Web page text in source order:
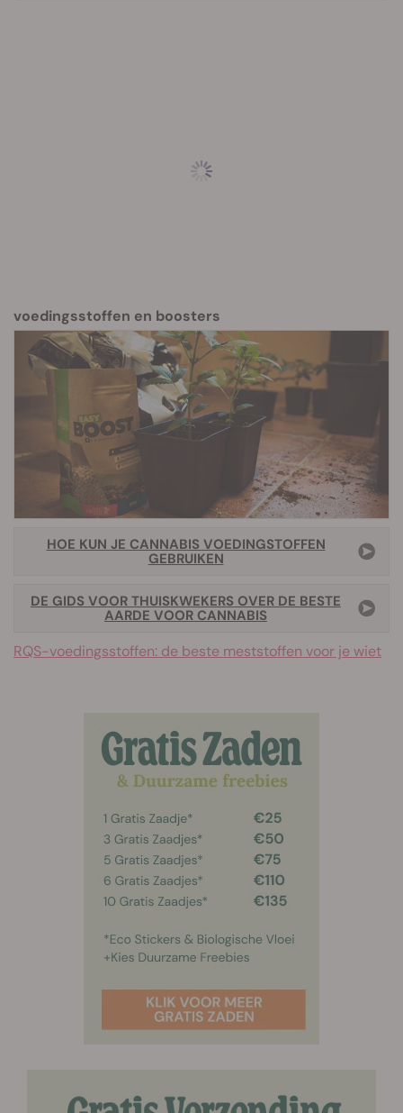
voedingsstoffen en boosters
HOE KUN JE CANNABIS VOEDINGSTOFFEN
GEBRUIKEN
DE GIDS VOOR THUISKWEKERS OVER DE BESTE
AARDE VOOR CANNABIS
RQS-voedingsstoffen: de beste meststoffen voor je wiet